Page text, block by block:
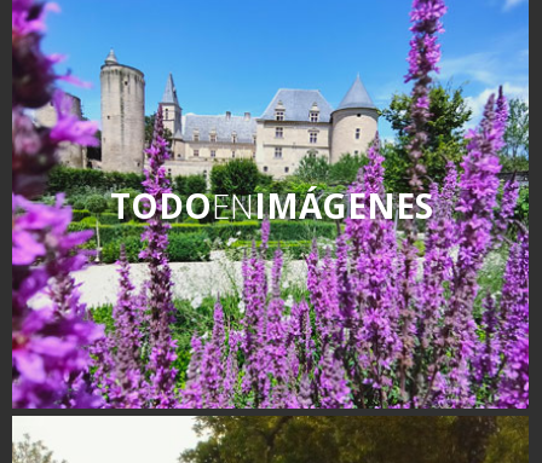
TODOENIMÁGENES